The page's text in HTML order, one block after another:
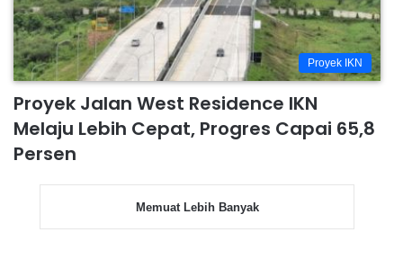
Proyek IKN
Proyek Jalan West Residence IKN
Melaju Lebih Cepat, Progres Capai 65,8
Persen
Memuat Lebih Banyak